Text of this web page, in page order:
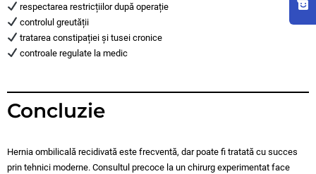
respectarea restricțiilor după operație
controlul greutății
tratarea constipației și tusei cronice
controale regulate la medic
Concluzie
Hernia ombilicală recidivată este frecventă, dar poate fi tratată cu succes
prin tehnici moderne. Consultul precoce la un chirurg experimentat face